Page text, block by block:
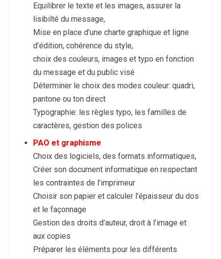
Equilibrer le texte et les images, assurer la
lisibilté du message,
Mise en place d’une charte graphique et ligne
d’édition, cohérence du style,
choix des couleurs, images et typo en fonction
du message et du public visé
Déterminer le choix des modes couleur: quadri,
pantone ou ton direct
Typographie: les règles typo, les familles de
caractères, gestion des polices
PAO et graphisme
Choix des logiciels, des formats informatiques,
Créer son document informatique en respectant
les contraintes de l’imprimeur
Choisir son papier et calculer l’épaisseur du dos
et le façonnage
Gestion des droits d’auteur, droit à l’image et
aux copies
Préparer les éléments pour les différents